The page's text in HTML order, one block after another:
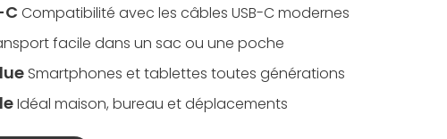
C Compatibilité avec les câbles USB-C modernes
facile dans un sac ou une poche
Smartphones et tablettes toutes générations
Idéal maison, bureau et déplacements